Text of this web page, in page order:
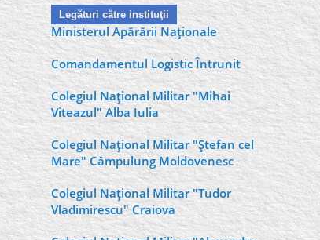
Legături către instituţii
Ministerul Apărării Naţionale
Comandamentul Logistic Întrunit
Colegiul Naţional Militar "Mihai
Viteazul" Alba Iulia
Colegiul Naţional Militar "Ştefan cel
Mare" Câmpulung Moldovenesc
Colegiul Naţional Militar "Tudor
Vladimirescu" Craiova